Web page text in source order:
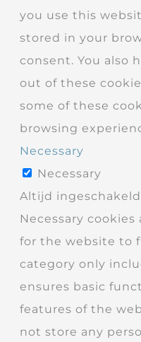
you use this
stored in your
consent. You also
out of these
some of these
browsing
Necessary
Necessary
Altijd ingeschakeld
Necessary
for the website to
category only
ensures basic
features of the
not store any